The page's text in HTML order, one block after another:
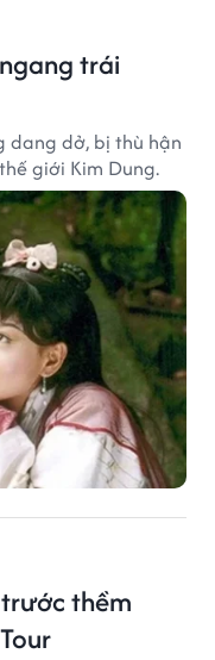
trái
dở, bị thù hận
giới Kim Dung.
thềm